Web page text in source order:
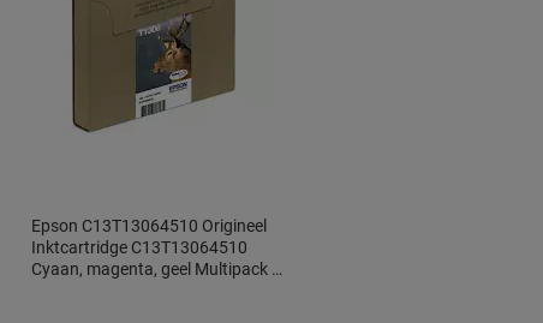
Epson C13T13064510 Origineel
Inktcartridge C13T13064510
Cyaan, magenta, geel Multipack 3